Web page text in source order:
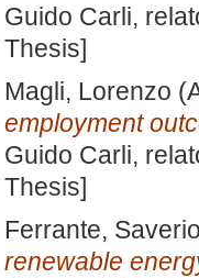
Guido Carli,
Thesis]
Magli, Lorenzo
employment
Guido Carli,
Thesis]
Ferrante,
renewable